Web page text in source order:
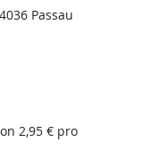
Passau
2,95 € pro